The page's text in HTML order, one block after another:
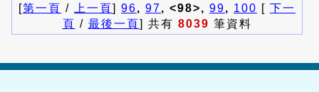
[第一頁 / 上一頁] 96, 97, <98>, 99, 100 [ 下一
頁 / 最後一頁] 共有 8039 筆資料